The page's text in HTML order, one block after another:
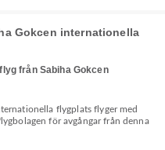
Gokcen internationella
från Sabiha Gokcen
flygplats flyger med
för avgångar från denna